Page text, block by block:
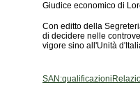
Giudice economico di
vigore sino all'Unità